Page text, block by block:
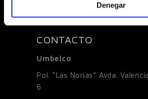
Denegar
CONTACTO
Umbelco
Pol. “Las Norias” Avda.
6